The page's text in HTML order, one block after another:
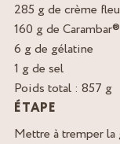
285 g de crème
160 g de Carambar®
6 g de gélatine
1 g de sel
Poids total : 857 g
ÉTAPE
Mettre à tremper la